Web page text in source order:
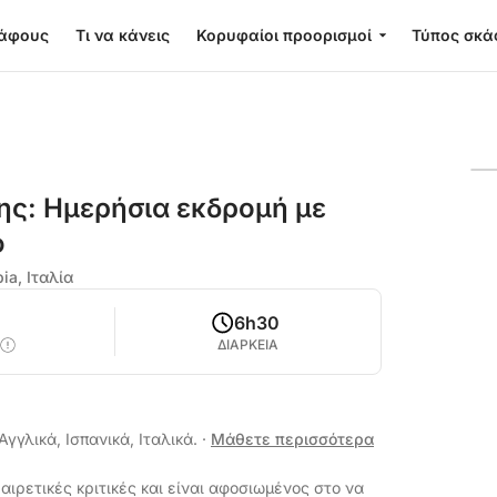
Τι να κάνεις Κορυφαίοι προορισμοί Τύπος
Ημερήσια εκδρομή με
Ιταλία
6h30
ΔΙΑΡΚΕΙΑ
Ισπανικά, Ιταλικά. · Μάθετε περισσότερα
κριτικές και είναι αφοσιωμένος στο να